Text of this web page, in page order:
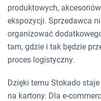
produktowych,
ekspozycji. Sprzedawca
organizować
tam, gdzie i tak będzie
proces logistyczny.
Dzięki temu Stokado
na kartony. Dla e-